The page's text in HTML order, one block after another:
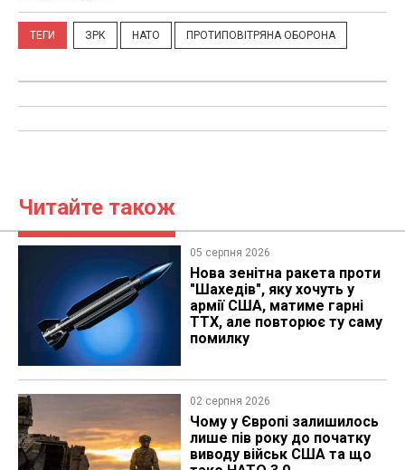
ТЕГИ ЗРК НАТО ПРОТИПОВІТРЯНА ОБОРОНА
Читайте також
05 серпня 2026
Нова зенітна ракета проти
"Шахедів", яку хочуть у
армії США, матиме гарні
ТТХ, але повторює ту саму
помилку
02 серпня 2026
Чому у Європі залишилось
лише пів року до початку
виводу військ США та що